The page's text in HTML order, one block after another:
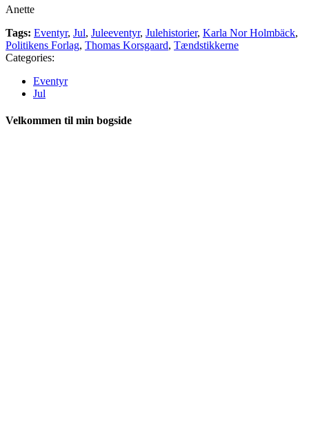
Anette
Tags: Eventyr, Jul, Juleeventyr, Julehistorier, Karla Nor Holmbäck,
Politikens Forlag, Thomas Korsgaard, Tændstikkerne
Categories:
Eventyr
Jul
Velkommen til min bogside